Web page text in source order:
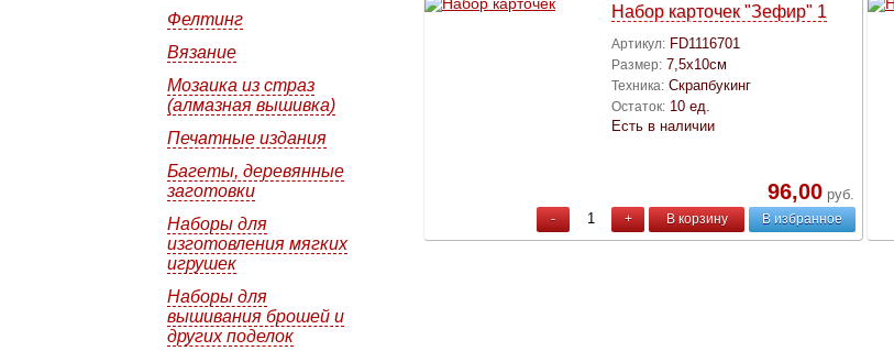
Фелтинг
Вязание
Мозаика из страз
(алмазная вышивка)
Печатные издания
Багеты, деревянные
заготовки
Наборы для
изготовления мягких
игрушек
Наборы для
вышивания брошей и
других поделок
Набор карточек "Зефир" 1
Артикул: FD1116701
Размер: 7,5х10см
Техника: Скрапбукинг
Остаток: 10 ед.
Есть в наличии
96,00 руб.
- + В корзину В избранное